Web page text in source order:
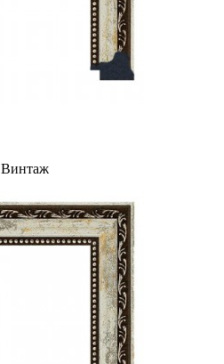
Винтаж